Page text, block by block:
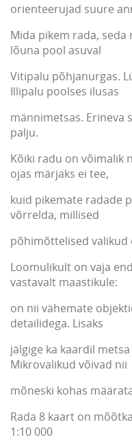
orienteerujad suure
Mida pikem rada,
lõuna pool asuval
Vitipalu põhjanurgas.
Illipalu poolses ilusas
männimetsas. Erineva
palju.
Kõiki radu on võimalik
ojas märjaks ei tee,
kuid pikemate radade
võrrelda, millised
põhimõttelised valikud
Loomulikult on vaja
vastavalt maastikule:
on nii vähemate
detailidega. Lisaks
jälgige ka kaardil
Mikrovalikud võivad nii
mõneski kohas
Rada 8 kaart on
1:10 000